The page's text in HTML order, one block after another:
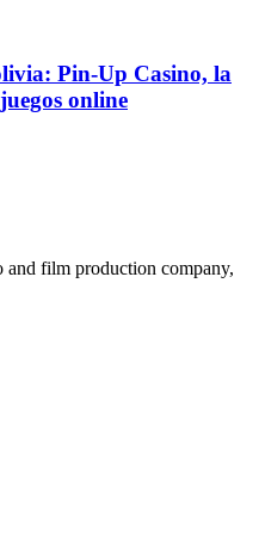
Pin-Up Casino, la
online
and film production company,